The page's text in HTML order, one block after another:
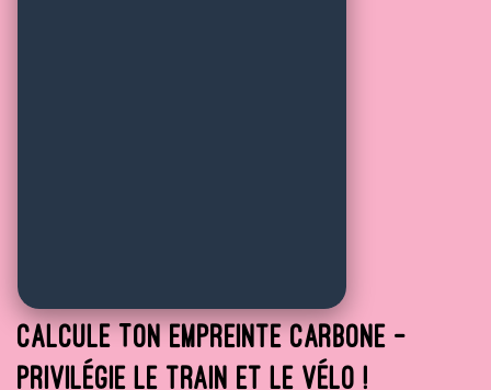
CalculE TON empreinte carbone —
privilégie le train et le vélo !